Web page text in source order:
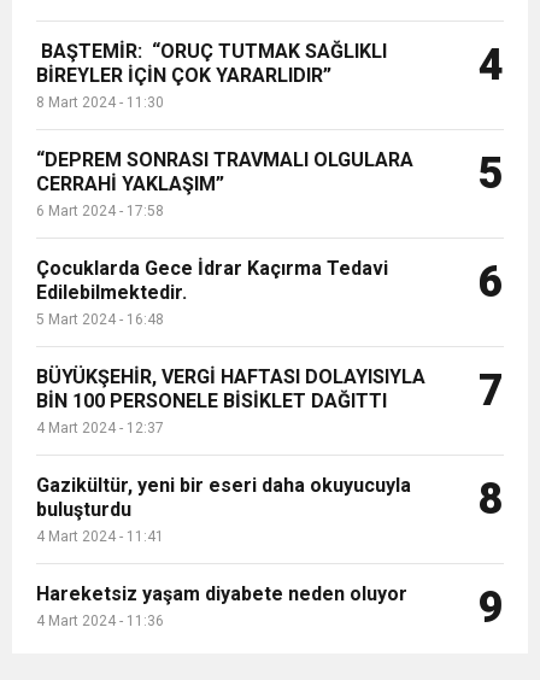
BAŞTEMİR: “ORUÇ TUTMAK SAĞLIKLI
BİREYLER İÇİN ÇOK YARARLIDIR”
8 Mart 2024 - 11:30
4
“DEPREM SONRASI TRAVMALI OLGULARA
CERRAHİ YAKLAŞIM”
6 Mart 2024 - 17:58
5
Çocuklarda Gece İdrar Kaçırma Tedavi
Edilebilmektedir.
5 Mart 2024 - 16:48
6
BÜYÜKŞEHİR, VERGİ HAFTASI DOLAYISIYLA
BİN 100 PERSONELE BİSİKLET DAĞITTI
4 Mart 2024 - 12:37
7
Gazikültür, yeni bir eseri daha okuyucuyla
buluşturdu
4 Mart 2024 - 11:41
8
Hareketsiz yaşam diyabete neden oluyor
4 Mart 2024 - 11:36 9